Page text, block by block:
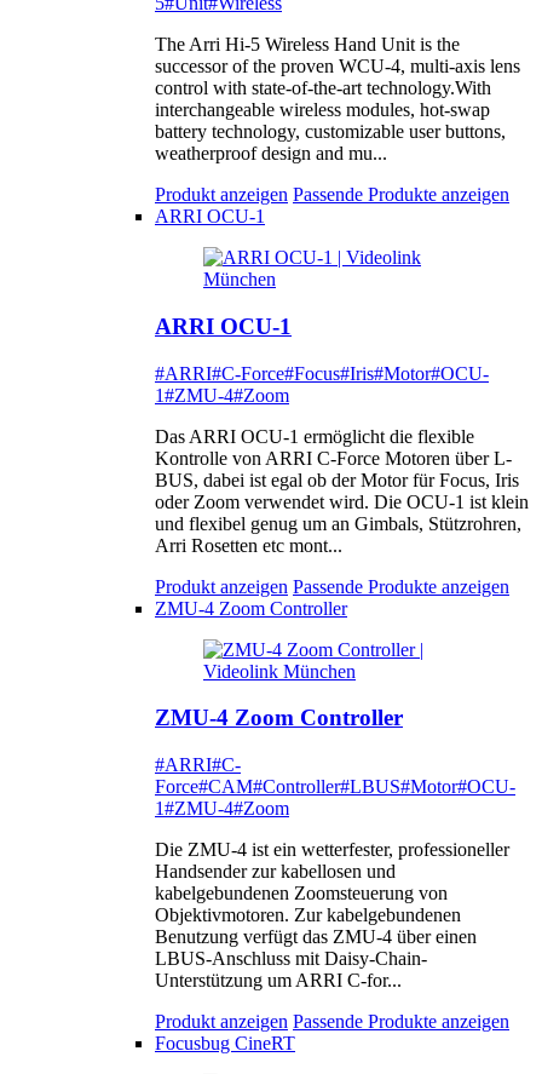
The Arri Hi-5 Wireless Hand Unit is the
successor of the proven WCU-4, multi-axis lens
control with state-of-the-art technology.With
interchangeable wireless modules, hot-swap
battery technology, customizable user buttons,
weatherproof design and mu...
Produkt anzeigen Passende Produkte anzeigen
ARRI OCU-1
ARRI OCU-1
#ARRI#C-Force#Focus#Iris#Motor#OCU-
1#ZMU-4#Zoom
Das ARRI OCU-1 ermöglicht die flexible
Kontrolle von ARRI C-Force Motoren über L-
BUS, dabei ist egal ob der Motor für Focus, Iris
oder Zoom verwendet wird. Die OCU-1 ist klein
und flexibel genug um an Gimbals, Stützrohren,
Arri Rosetten etc mont...
Produkt anzeigen Passende Produkte anzeigen
ZMU-4 Zoom Controller
ZMU-4 Zoom Controller
#ARRI#C-
Force#CAM#Controller#LBUS#Motor#OCU-
1#ZMU-4#Zoom
Die ZMU-4 ist ein wetterfester, professioneller
Handsender zur kabellosen und
kabelgebundenen Zoomsteuerung von
Objektivmotoren. Zur kabelgebundenen
Benutzung verfügt das ZMU-4 über einen
LBUS-Anschluss mit Daisy-Chain-
Unterstützung um ARRI C-for...
Produkt anzeigen Passende Produkte anzeigen
Focusbug CineRT